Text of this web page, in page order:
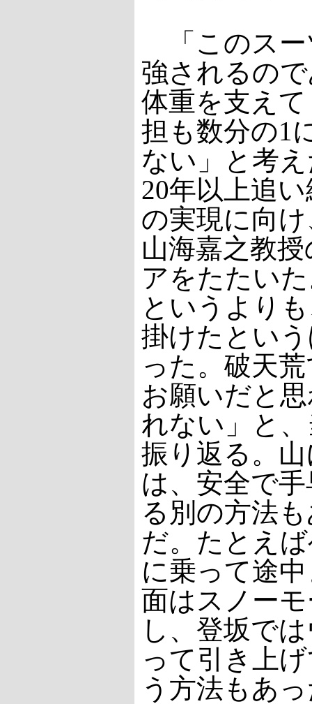
「このスー
強されるの
体重を支え
担も数分の1
ない」と考
20年以上追
の実現に向
山海嘉之教
アをたたい
というより
掛けたとい
った。破天
お願いだと
れない」と
振り返る。
は、安全で
る別の方法
だ。たとえ
に乗って途
面はスノー
し、登坂で
って引き上
う方法もあ